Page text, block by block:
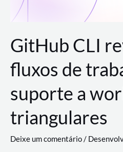
GitHub CLI
fluxos de
suporte a
triangulares
Deixe um comentário/